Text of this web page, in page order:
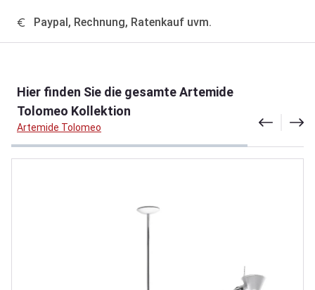
Paypal, Rechnung, Ratenkauf uvm.
Hier finden Sie die gesamte Artemide
Tolomeo Kollektion
Artemide Tolomeo